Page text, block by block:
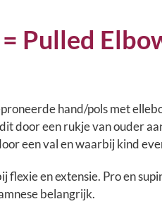
Pulled
hand/pols met
door een rukje van ouder
een val en waarbij kind
flexie en extensie. Pro en
belangrijk.